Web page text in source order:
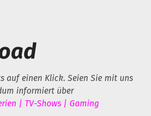
auf einen Klick. Seien Sie mit uns
informiert über
| TV-Shows | Gaming